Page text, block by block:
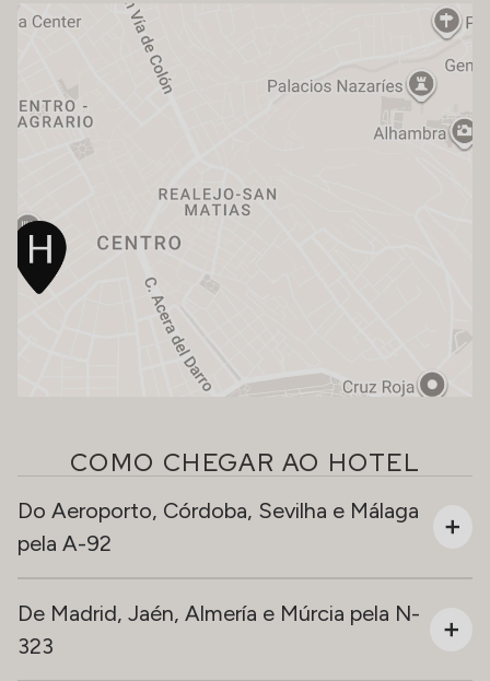
COMO CHEGAR AO HOTEL
Do Aeroporto, Córdoba, Sevilha e Málaga
pela A-92
De Madrid, Jaén, Almería e Múrcia pela N-
323